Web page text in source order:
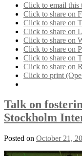
Click to email this
Click to share on
Click to share on
Click to share on
Click to share on
Click to share on
Click to share on
Click to share on
Click to print
Talk on
Stockholm
Posted on October 21,